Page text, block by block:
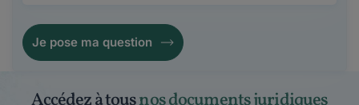
Je pose ma question